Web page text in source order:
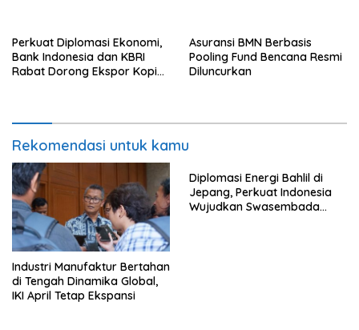
Perkuat Diplomasi Ekonomi,
Bank Indonesia dan KBRI
Rabat Dorong Ekspor Kopi
Asuransi BMN Berbasis
Pooling Fund Bencana Resmi
Diluncurkan
Rekomendasi untuk kamu
Industri Manufaktur Bertahan
di Tengah Dinamika Global,
IKI April Tetap Ekspansi
Diplomasi Energi Bahlil di
Jepang, Perkuat Indonesia
Wujudkan Swasembada